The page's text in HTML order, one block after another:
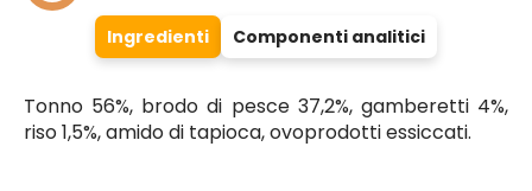
Ingredienti Componenti analitici
Tonno 56%, brodo di pesce 37,2%, gamberetti 4%,
riso 1,5%, amido di tapioca, ovoprodotti essiccati.